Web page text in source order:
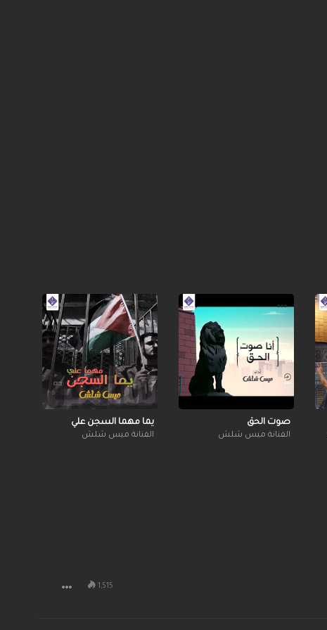
صوت الحق
الفنانة ميس شلش
يما مهما السجن علي
الفنانة ميس شلش
1,515